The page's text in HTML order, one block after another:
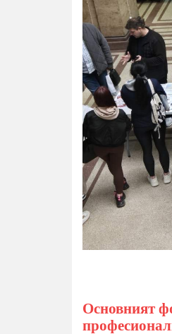
Основният